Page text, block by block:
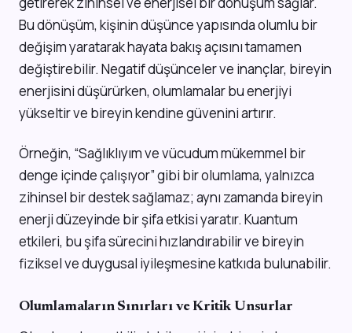
Bu dönüşüm, kişinin düşünce yapısında olumlu bir
değişim yaratarak hayata bakış açısını tamamen
değiştirebilir. Negatif düşünceler ve inançlar, bireyin
enerjisini düşürürken, olumlamalar bu enerjiyi
yükseltir ve bireyin kendine güvenini artırır.
Örneğin, “Sağlıklıyım ve vücudum mükemmel bir
denge içinde çalışıyor” gibi bir olumlama, yalnızca
zihinsel bir destek sağlamaz; aynı zamanda bireyin
enerji düzeyinde bir şifa etkisi yaratır. Kuantum
etkileri, bu şifa sürecini hızlandırabilir ve bireyin
fiziksel ve duygusal iyileşmesine katkıda bulunabilir.
Olumlamaların Sınırları ve Kritik Unsurlar